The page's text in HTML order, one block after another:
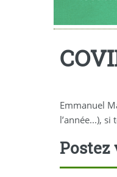
Emmanuel
l’année...),
Postez